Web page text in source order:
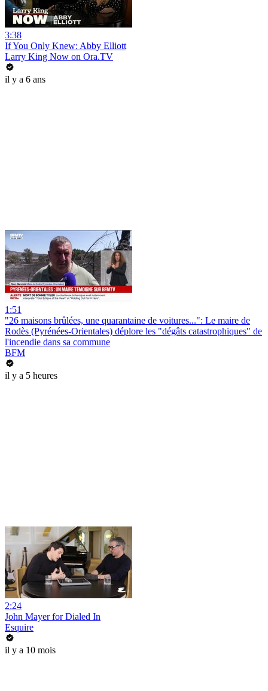
3:38
If You Only Knew: Abby Elliott
Larry King Now on Ora.TV
il y a 6 ans
1:51
"26 maisons brûlées, une quarantaine de voitures...": Le maire de
Rodès (Pyrénées-Orientales) déplore les "dégâts catastrophiques" de
l'incendie dans sa commune
BFM
il y a 5 heures
2:24
John Mayer for Dialed In
Esquire
il y a 10 mois